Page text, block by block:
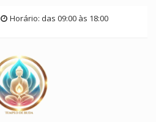
Horário: das 09:00 às 18:00